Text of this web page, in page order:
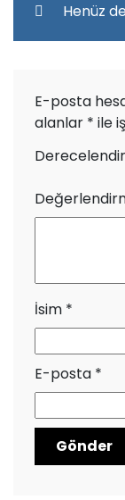
Henüz
E-posta
alanlar * ile
İsim *
E-posta *